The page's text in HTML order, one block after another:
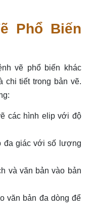
Phổ Biến
vẽ phổ biến khác
chi tiết trong bản vẽ.
các hình elip với độ
đa giác với số lượng
và văn bản vào bản
văn bản đa dòng để